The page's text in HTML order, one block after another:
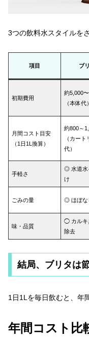
3つの飲料水スタイルを
項目 ブ
初期費用
約5,000
（本体代）
月間コスト目安
（1日1L換算）
約800～
（カート
代）
手軽さ
◎ 水道水
け
ごみの量 ◎ ほぼな
味・品質
◯ カルキ
除去
結局、ブリタは
1日1Lを毎日飲むと、年
年間コスト比